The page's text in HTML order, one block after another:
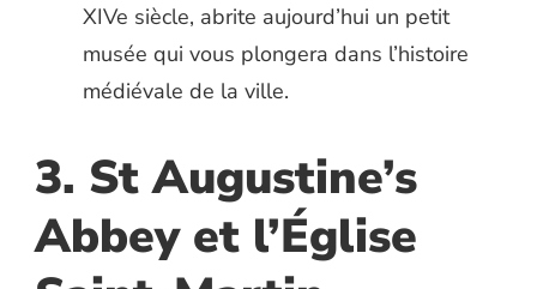
XIVe siècle, abrite aujourd’hui un petit
musée qui vous plongera dans l’histoire
médiévale de la ville.
3. St Augustine’s
Abbey et l’Église